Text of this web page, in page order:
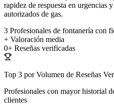
rapidez de respuesta en urgencias
autorizados de gas.
3 Profesionales de fontanería con
+ Valoración media
0+ Reseñas verificadas
Top 3 por Volumen de Reseñas
Profesionales con mayor historial
clientes